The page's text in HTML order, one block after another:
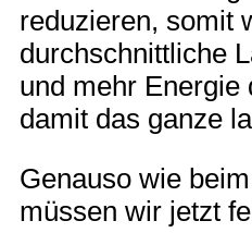
reduzieren, somit
durchschnittliche
und mehr Energie
damit das ganze
Genauso wie
müssen wir jetzt